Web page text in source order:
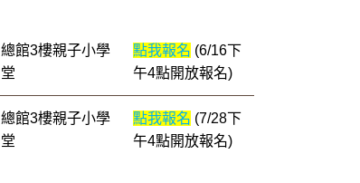
總館3樓親子小學
堂
點我報名 (6/16下
午4點開放報名)
總館3樓親子小學
堂
點我報名 (7/28下
午4點開放報名)